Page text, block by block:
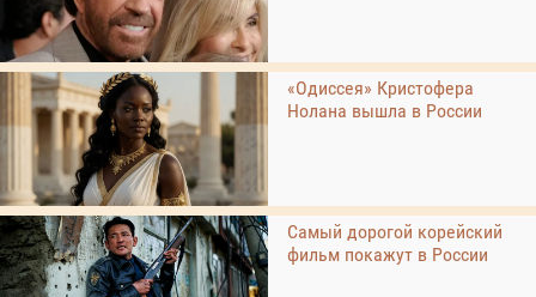
«Одиссея» Кристофера
Нолана вышла в России
Самый дорогой корейский
фильм покажут в России